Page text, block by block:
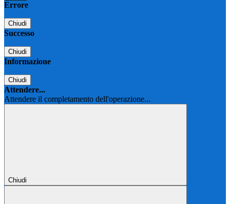
Errore
Chiudi
Successo
Chiudi
Informazione
Chiudi
Attendere...
Attendere il completamento dell'operazione...
Chiudi